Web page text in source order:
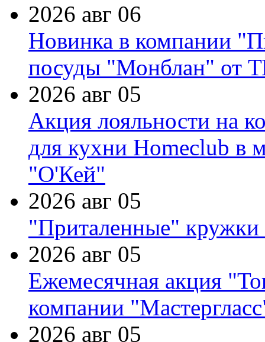
2026 авг 06
Новинка в компании
посуды "Монблан" от
2026 авг 05
Акция лояльности на
для кухни Homeclub в
"О'Кей"
2026 авг 05
"Приталенные" кружки
2026 авг 05
Ежемесячная акция
компании
2026 авг 05